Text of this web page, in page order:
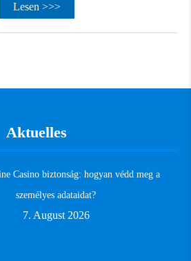
Lesen >>>
Aktuelles
Casino biztonság: hogyan védd meg a
személyes adataidat?
7. August 2026